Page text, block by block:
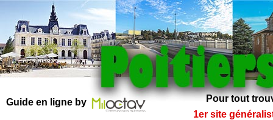
Pour tout
1er site
Guide en ligne by